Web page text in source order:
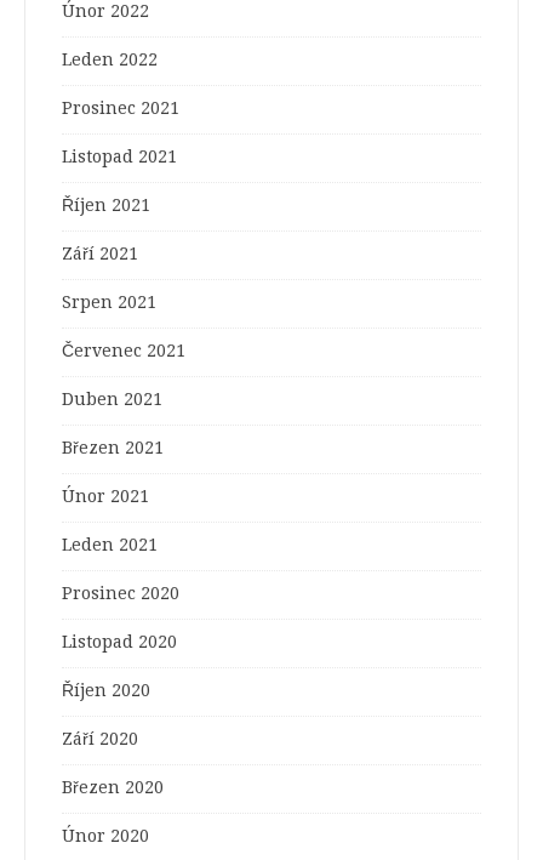
Únor 2022
Leden 2022
Prosinec 2021
Listopad 2021
Říjen 2021
Září 2021
Srpen 2021
Červenec 2021
Duben 2021
Březen 2021
Únor 2021
Leden 2021
Prosinec 2020
Listopad 2020
Říjen 2020
Září 2020
Březen 2020
Únor 2020